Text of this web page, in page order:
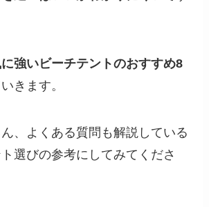
強いビーチテントのおすすめ8
きます。
、よくある質問も解説している
選びの参考にしてみてくださ